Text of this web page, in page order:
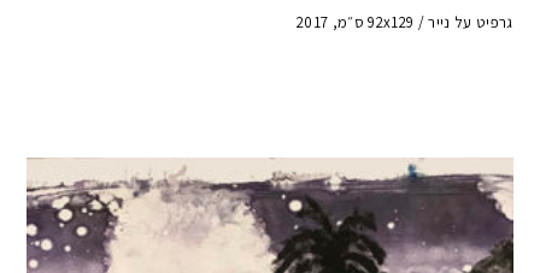
גרפיט על נייר / 92x129 ס״מ, 2017